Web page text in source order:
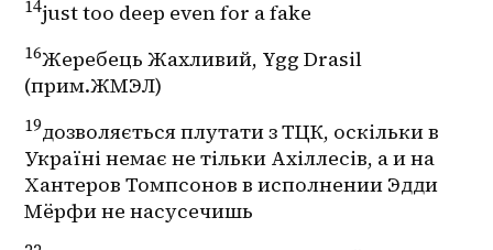
14just too deep even for a fake
16Жеребець Жахливий, Ygg Drasil
(прим.ЖМЭЛ)
19дозволяється плутати з ТЦК, оскільки в
Україні немає не тільки Ахіллесів, а и на
Хантеров Томпсонов в исполнении Эдди
Мёрфи не насусечишь